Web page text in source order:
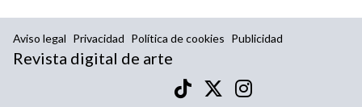
Aviso legal Privacidad Política de cookies Publicidad
Revista digital de arte